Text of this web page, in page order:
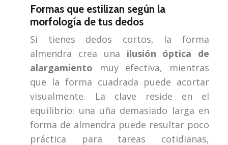
Formas que estilizan según la
morfología de tus dedos
Si tienes dedos cortos, la forma
almendra crea una ilusión óptica de
alargamiento muy efectiva, mientras
que la forma cuadrada puede acortar
visualmente. La clave reside en el
equilibrio: una uña demasiado larga en
forma de almendra puede resultar poco
práctica para tareas cotidianas,